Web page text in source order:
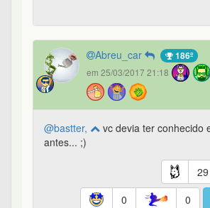
Abreu_car 186º
em 25/03/2017 21:18
@bastter,
vc devia ter conhecido
antes... ;)
29
0
0